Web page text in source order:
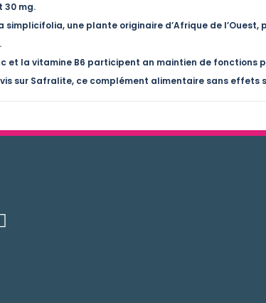
30 mg.
simplicifolia, une plante originaire d’Afrique de
et la vitamine B6 participent an maintien de fonctions
sur Safralite, ce complément alimentaire sans